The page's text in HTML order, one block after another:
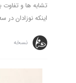
تشابه ها و
اینکه نوزادان
نسخه